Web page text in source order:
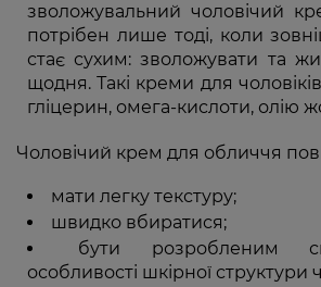
зволожувальний чоловічий
потрібен лише тоді, коли
стає сухим: зволожувати та
щодня. Такі креми для
гліцерин, омега-кислоти, олію
Чоловічий крем для обличчя
мати легку текстуру;
швидко вбиратися;
бути розробленим
особливості шкірної структури